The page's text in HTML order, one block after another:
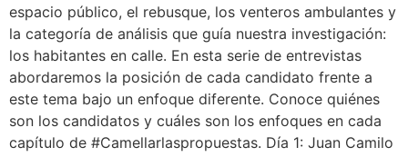
espacio público, el rebusque, los venteros ambulantes y
la categoría de análisis que guía nuestra investigación:
los habitantes en calle. En esta serie de entrevistas
abordaremos la posición de cada candidato frente a
este tema bajo un enfoque diferente. Conoce quiénes
son los candidatos y cuáles son los enfoques en cada
capítulo de #Camellarlaspropuestas. Día 1: Juan Camilo